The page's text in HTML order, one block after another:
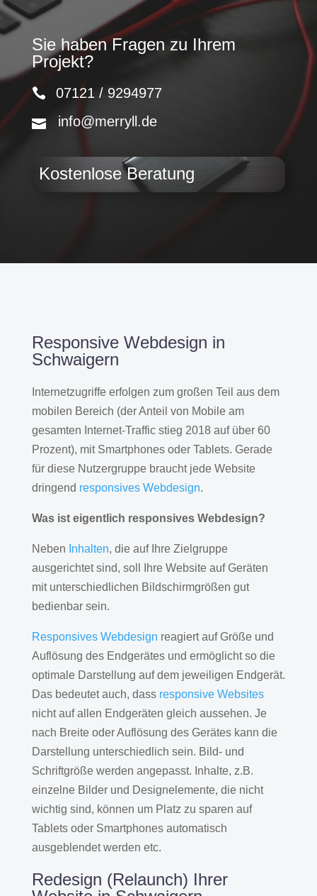
Sie haben Fragen zu Ihrem
Projekt?
07121 / 9294977
info@merryll.de
Kostenlose Beratung
Responsive Webdesign in
Schwaigern
Internetzugriffe erfolgen zum großen Teil aus dem
mobilen Bereich (der Anteil von Mobile am
gesamten Internet-Traffic stieg 2018 auf über 60
Prozent), mit Smartphones oder Tablets. Gerade
für diese Nutzergruppe braucht jede Website
dringend responsives Webdesign.
Was ist eigentlich responsives Webdesign?
Neben Inhalten, die auf Ihre Zielgruppe
ausgerichtet sind, soll Ihre Website auf Geräten
mit unterschiedlichen Bildschirmgrößen gut
bedienbar sein.
Responsives Webdesign reagiert auf Größe und
Auflösung des Endgerätes und ermöglicht so die
optimale Darstellung auf dem jeweiligen Endgerät.
Das bedeutet auch, dass responsive Websites
nicht auf allen Endgeräten gleich aussehen. Je
nach Breite oder Auflösung des Gerätes kann die
Darstellung unterschiedlich sein. Bild- und
Schriftgröße werden angepasst. Inhalte, z.B.
einzelne Bilder und Designelemente, die nicht
wichtig sind, können um Platz zu sparen auf
Tablets oder Smartphones automatisch
ausgeblendet werden etc.
Redesign (Relaunch) Ihrer